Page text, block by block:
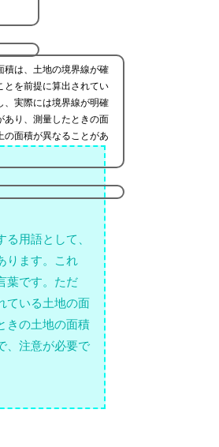
積は、土地の境界線が確
とを前提に算出されてい
、実際には境界線が明確
あり、測量したときの面
の面積が異なることがあ
用語として、
ります。これ
葉です。ただ
ている土地の面
きの土地の面積
、注意が必要で